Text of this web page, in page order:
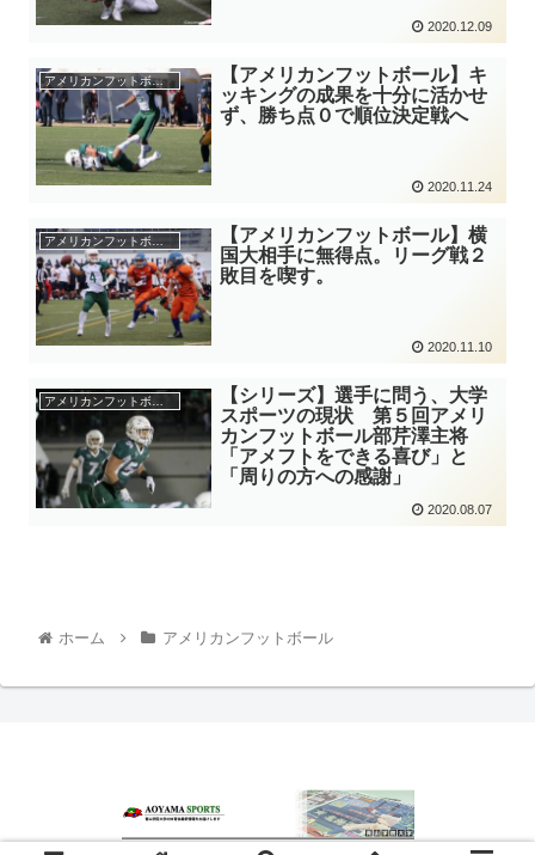
2020.12.09
アメリカンフットボール
【アメリカンフットボール】キ
ッキングの成果を十分に活かせ
ず、勝ち点０で順位決定戦へ
2020.11.24
【アメリカンフットボール】横
国大相手に無得点。リーグ戦２
敗目を喫す。
2020.11.10
アメリカンフットボール
【シリーズ】選手に問う、大学
スポーツの現状 第５回アメリ
カンフットボール部芹澤主将
「アメフトをできる喜び」と
「周りの方への感謝」
2020.08.07
ホーム アメリカンフットボール